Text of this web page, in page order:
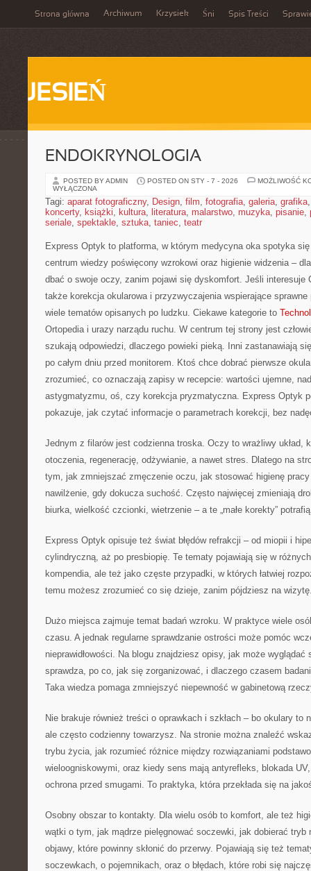
Strona główna Archiwum Krzysiek Śni Spis Treści
JESIEŃ
ENDOKRYNOLOGIA
POSTED BY ADMIN POSTED ON STY - 7 - 2026
MOŻLIWOŚĆ
WYŁĄCZONA
Tagi: aparat fotograficzny, Design, film, fotografia, galeria, grafika
koncerty, książki, kultura, literatura, malarstwo, muzyka, pisanie,
seriale, spektakle, sztuka, taniec, teatr
Express Optyk to platforma, w którym medycyna oka spotyka
centrum wiedzy poświęcony wzrokowi oraz higienie widzenia –
dbać o swoje oczy, zanim pojawi się dyskomfort. Jeśli interesuje
także korekcja okularowa i przyzwyczajenia wspierające
wiele tematów opisanych po ludzku. Ciekawe kategorie to
Ortopedia i urazy narządu ruchu. W centrum tej strony jest
szukają odpowiedzi, dlaczego powieki pieką. Inni zastanawiają
po całym dniu przed monitorem. Ktoś chce dobrać pierwsze
zrozumieć, co oznaczają zapisy w recepcie: wartości ujemne,
astygmatyzmu, oś, czy korekcja pryzmatyczna. Express Optyk
pokazuje, jak czytać informacje o parametrach korekcji, bez
Jednym z filarów jest codzienna troska. Oczy to wrażliwy układ,
otoczenia, regenerację, odżywianie, a nawet stres. Dlatego na
tym, jak zmniejszać zmęczenie oczu, jak stosować higienę
nawilżenie, gdy dokucza suchość. Często najwięcej zmieniają
biurka, wielkość czcionki, wietrzenie – a te „małe korekty”
Express Optyk opisuje też świat błędów refrakcji – od miopii i
cylindryczną, aż po presbiopię. Te tematy pojawiają się w
kompendia, ale też jako częste przypadki, w których łatwiej
temu możesz zrozumieć co się dzieje, zanim pójdziesz na
Dużo miejsca zajmuje temat badań wzroku. W praktyce wiele
czasu. A jednak regularne sprawdzanie ostrości może pomóc
nieprawidłowości. Na blogu znajdziesz opisy, jak może wyglądać
sprawdza, po co, jak się zorganizować, i dlaczego czasem
Taka wiedza pomaga zmniejszyć niepewność w gabinetową
Nie brakuje również treści o oprawkach i szkłach – bo okulary to
ale często codzienny towarzysz. Na stronie można znaleźć
trybu życia, jak rozumieć różnice między rozwiązaniami
wieloogniskowymi, oraz kiedy sens mają antyrefleks, blokada
ochrona przed smugami. To praktyka, która przekłada się na
Osobny obszar to kontakty. Dla wielu osób to komfort, ale też
wątki o tym, jak mądrze pielęgnować soczewki, jak dobierać tryb
objawy, które powinny skłonić do przerwy. Pojawiają się też
soczewkach, o pojemnikach, oraz o błędach, które robi się